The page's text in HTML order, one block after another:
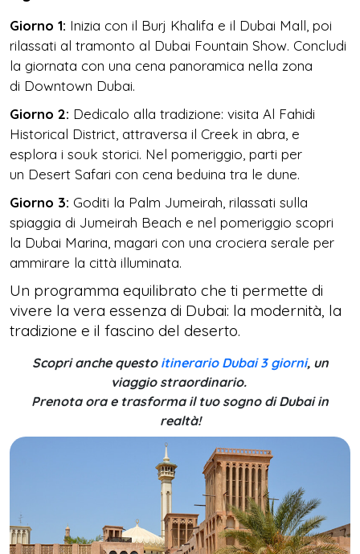
Giorno 1: Inizia con il Burj Khalifa e il Dubai Mall, poi
rilassati al tramonto al Dubai Fountain Show. Concludi
la giornata con una cena panoramica nella zona
di Downtown Dubai.
Giorno 2: Dedicalo alla tradizione: visita Al Fahidi
Historical District, attraversa il Creek in abra, e
esplora i souk storici. Nel pomeriggio, parti per
un Desert Safari con cena beduina tra le dune.
Giorno 3: Goditi la Palm Jumeirah, rilassati sulla
spiaggia di Jumeirah Beach e nel pomeriggio scopri
la Dubai Marina, magari con una crociera serale per
ammirare la città illuminata.
Un programma equilibrato che ti permette di
vivere la vera essenza di Dubai: la modernità, la
tradizione e il fascino del deserto.
Scopri anche questo itinerario Dubai 3 giorni, un
viaggio straordinario.
Prenota ora e trasforma il tuo sogno di Dubai in
realtà!